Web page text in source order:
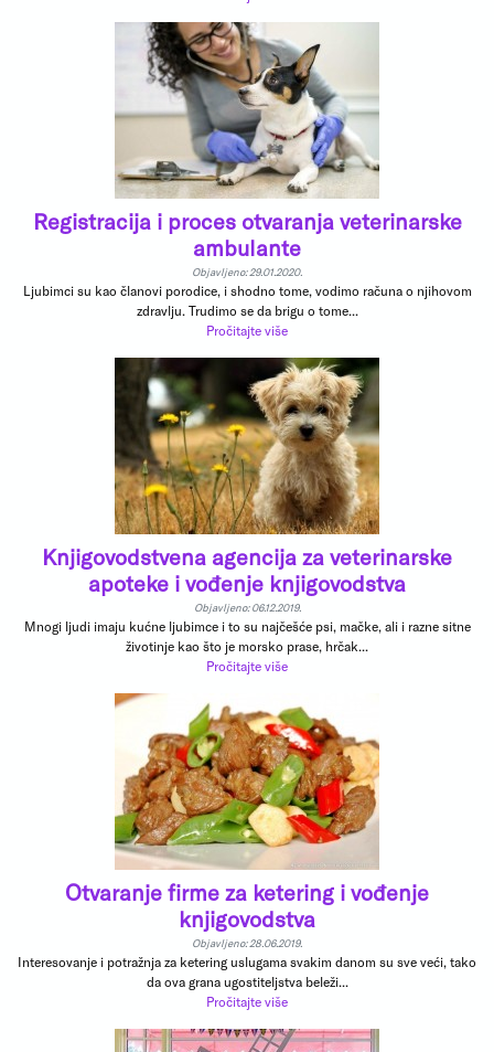
Registracija i proces otvaranja veterinarske
ambulante
Objavljeno: 29.01.2020.
Ljubimci su kao članovi porodice, i shodno tome, vodimo računa o njihovom
zdravlju. Trudimo se da brigu o tome...
Pročitajte više
Knjigovodstvena agencija za veterinarske
apoteke i vođenje knjigovodstva
Objavljeno: 06.12.2019.
Mnogi ljudi imaju kućne ljubimce i to su najčešće psi, mačke, ali i razne sitne
životinje kao što je morsko prase, hrčak...
Pročitajte više
Otvaranje firme za ketering i vođenje
knjigovodstva
Objavljeno: 28.06.2019.
Interesovanje i potražnja za ketering uslugama svakim danom su sve veći, tako
da ova grana ugostiteljstva beleži...
Pročitajte više